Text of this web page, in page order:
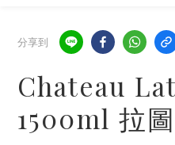
分享到
Chateau
1500ml 拉圖